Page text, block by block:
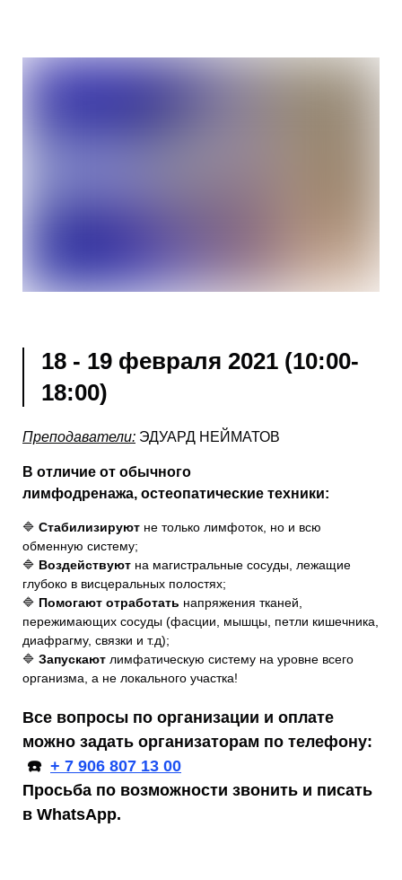
18 - 19 февраля 2021 (10:00-
18:00)
Преподаватели: ЭДУАРД НЕЙМАТОВ
В отличие от обычного
лимфодренажа, остеопатические техники:
🔷 Стабилизируют не только лимфоток, но и всю
обменную систему;
🔷 Воздействуют на магистральные сосуды, лежащие
глубоко в висцеральных полостях;
🔷 Помогают отработать напряжения тканей,
пережимающих сосуды (фасции, мышцы, петли кишечника,
диафрагму, связки и т.д);
🔷 Запускают лимфатическую систему на уровне всего
организма, а не локального участка!
Все вопросы по организации и оплате
можно задать организаторам по телефону:
☎️ + 7 906 807 13 00
Просьба по возможности звонить и писать
в WhatsApp.